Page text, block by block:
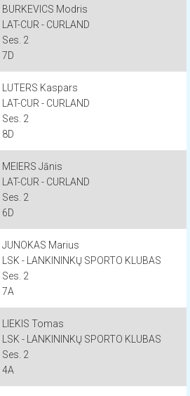
BURKEVICS Modris
LAT-CUR - CURLAND
Ses. 2
7D
LUTERS Kaspars
LAT-CUR - CURLAND
Ses. 2
8D
MEIERS Jānis
LAT-CUR - CURLAND
Ses. 2
6D
JUNOKAS Marius
LSK - LANKININKŲ SPORTO KLUBAS
Ses. 2
7A
LIEKIS Tomas
LSK - LANKININKŲ SPORTO KLUBAS
Ses. 2
4A